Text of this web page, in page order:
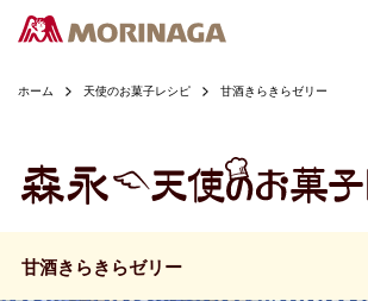
ホーム 天使のお菓子レシピ 甘酒きらきらゼリー
甘酒きらきらゼリー